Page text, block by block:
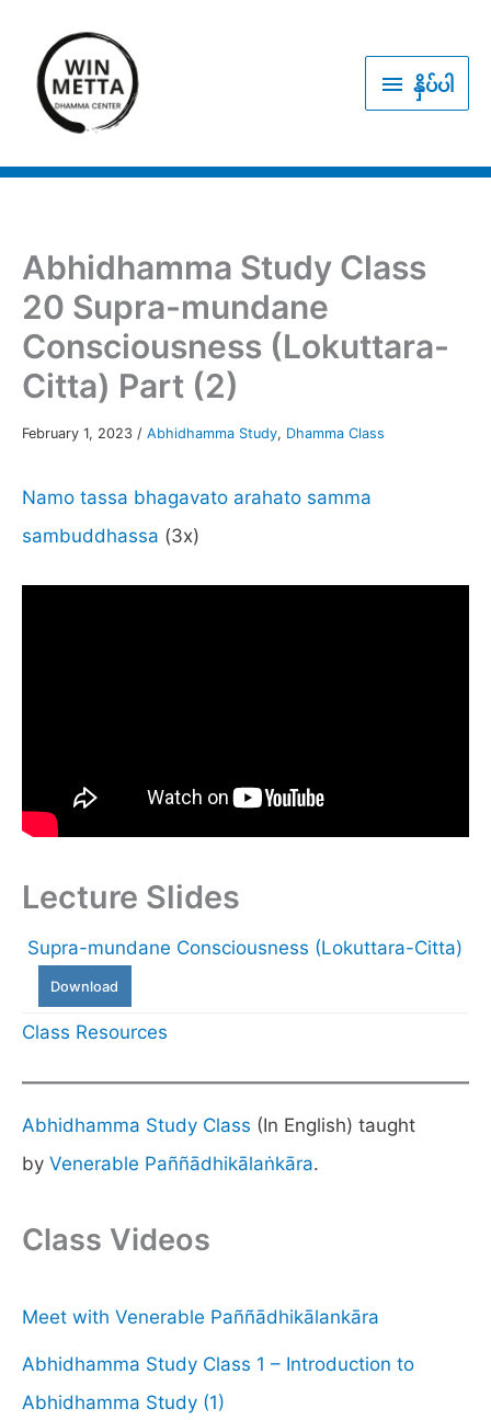
content
နှိပ် နှိပ်ပါ
Abhidhamma Study Class
20 Supra-mundane
Consciousness (Lokuttara-
Citta) Part (2)
February 1, 2023 / Abhidhamma Study, Dhamma Class
Namo tassa bhagavato arahato samma
sambuddhassa (3x)
Lecture Slides
Supra-mundane Consciousness (Lokuttara-Citta)
Download
Class Resources
Abhidhamma Study Class (In English) taught
by Venerable Paññādhikālaṅkāra.
Class Videos
Meet with Venerable Paññādhikālankāra
Abhidhamma Study Class 1 – Introduction to
Abhidhamma Study (1)